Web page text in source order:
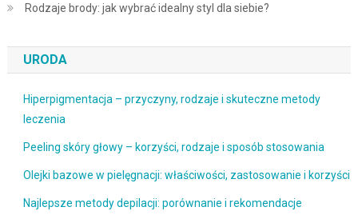
Rodzaje brody: jak wybrać idealny styl dla siebie?
URODA
Hiperpigmentacja – przyczyny, rodzaje i skuteczne metody
leczenia
Peeling skóry głowy – korzyści, rodzaje i sposób stosowania
Olejki bazowe w pielęgnacji: właściwości, zastosowanie i korzyści
Najlepsze metody depilacji: porównanie i rekomendacje